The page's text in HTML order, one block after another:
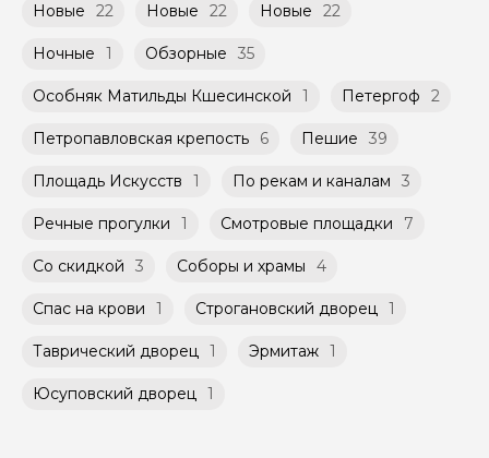
Новые 22 Новые 22 Новые 22
Ночные 1 Обзорные 35
Особняк Матильды Кшесинской 1 Петергоф 2
Петропавловская крепость 6 Пешие 39
Площадь Искусств 1 По рекам и каналам 3
Речные прогулки 1 Смотровые площадки 7
Со скидкой 3 Соборы и храмы 4
Спас на крови 1 Строгановский дворец 1
Таврический дворец 1 Эрмитаж 1
Юсуповский дворец 1